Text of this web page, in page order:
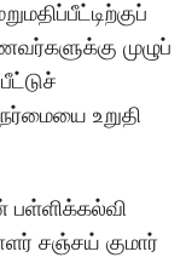
முழுப்
உறுதி
பள்ளிக்கல்வி
சஞ்சய் குமார்